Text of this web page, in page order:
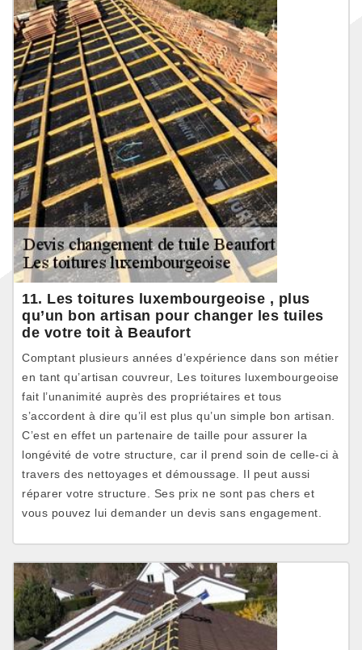
11. Les toitures luxembourgeoise , plus
qu’un bon artisan pour changer les tuiles
de votre toit à Beaufort
Comptant plusieurs années d’expérience dans son métier
en tant qu’artisan couvreur, Les toitures luxembourgeoise
fait l’unanimité auprès des propriétaires et tous
s’accordent à dire qu’il est plus qu’un simple bon artisan.
C’est en effet un partenaire de taille pour assurer la
longévité de votre structure, car il prend soin de celle-ci à
travers des nettoyages et démoussage. Il peut aussi
réparer votre structure. Ses prix ne sont pas chers et
vous pouvez lui demander un devis sans engagement.